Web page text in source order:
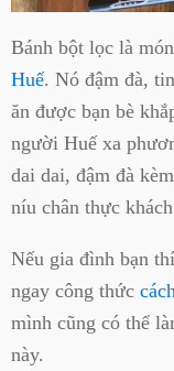
Bánh bột lọc là
Huế. Nó đậm đà,
ăn được bạn bè
người Huế xa
dai dai, đậm đà
níu chân thực
Nếu gia đình bạn
ngay công thức
mình cũng có thể
này.